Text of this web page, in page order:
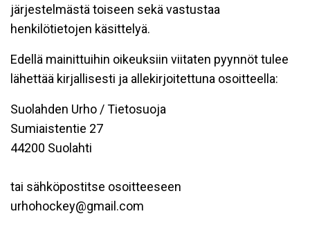
järjestelmästä toiseen sekä vastustaa
henkilötietojen käsittelyä.
Edellä mainittuihin oikeuksiin viitaten pyynnöt tulee
lähettää kirjallisesti ja allekirjoitettuna osoitteella:
Suolahden Urho / Tietosuoja
Sumiaistentie 27
44200 Suolahti
tai sähköpostitse osoitteeseen
urhohockey@gmail.com